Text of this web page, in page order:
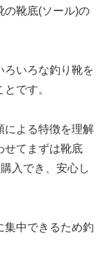
の靴底(ソール)の
ろいろな釣り靴を
です。
による特徴を理解
せてまずは靴底
入でき、安心し
集中できるため釣